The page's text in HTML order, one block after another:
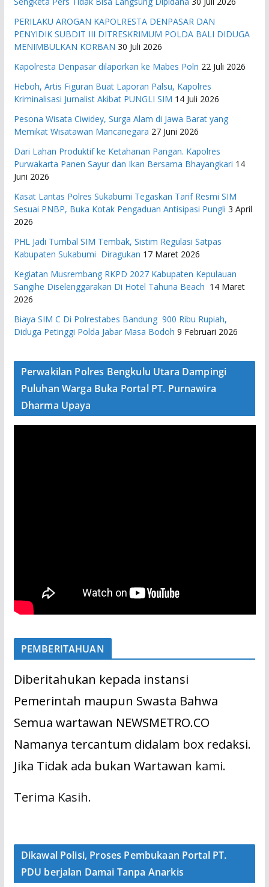
PERILAKU AROGAN KAPOLRESTA DENPASAR DAN
PENYIDIK SUBDIT III DITRESKRIMUM POLDA BALI DIDUGA
MENIMBULKAN KORBAN 30 Juli 2026
Kapolresta Denpasar dilaporkan ke Mabes Polri 22 Juli 2026
Heboh, Artis Figuran Buat Laporan Palsu, Kapolres
Kriminalisasi Jurnalist Akibat PUNGLI SIM 14 Juli 2026
Pesona Wisata Ciwidey, Surga Alam di Jawa Barat yang
Memikat Wisatawan Mancanegara 27 Juni 2026
Dari Lahan Produktif ke Ketahanan Pangan. Kapolres
Purwakarta Panen Sayur dan Ikan Bersama Bhayangkari 14
Juni 2026
Kasat Lantas Polres Sukabumi Tegaskan Tarif Resmi SIM
Sesuai PNBP, Buka Kotak Pengaduan Antisipasi Pungli 3 April
2026
PHL Jadi Tumbal SIM Tembak, Sistim Regulasi Satpas
Kabupaten Sukabumi Diragukan 17 Maret 2026
Kegiatan Musrembang RKPD 2027 ​Kabupaten Kepulauan
Sangihe Diselenggarakan Di Hotel Tahuna Beach 14 Maret
2026
Biaya SIM C Di Polrestabes Bandung 900 Ribu Rupiah,
Diduga Petinggi Polda Jabar Masa Bodoh 9 Februari 2026
Perwakilan Polres Bengkulu Utara Dampingi
Puluhan Warga Buka Portal PT. Purnawira
Dharma Upaya
PEMBERITAHUAN
Diberitahukan kepada instansi
Pemerintah maupun Swasta Bahwa
Semua wartawan NEWSMETRO.CO
Namanya tercantum didalam box redaksi.
Jika Tidak ada bukan Wartawan kami.
Terima Kasih.
Dikawal Polisi, Proses Pembukaan Portal PT.
PDU berjalan Damai Tanpa Anarkis